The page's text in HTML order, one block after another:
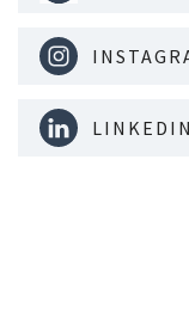
LINKEDIN